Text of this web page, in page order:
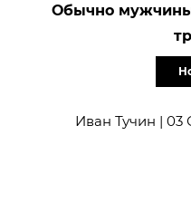
Обычно мужчины
Иван Тучин | 03